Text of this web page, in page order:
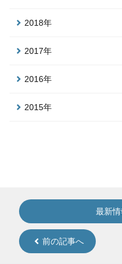
2018年
2017年
2016年
2015年
前の記事へ
最新